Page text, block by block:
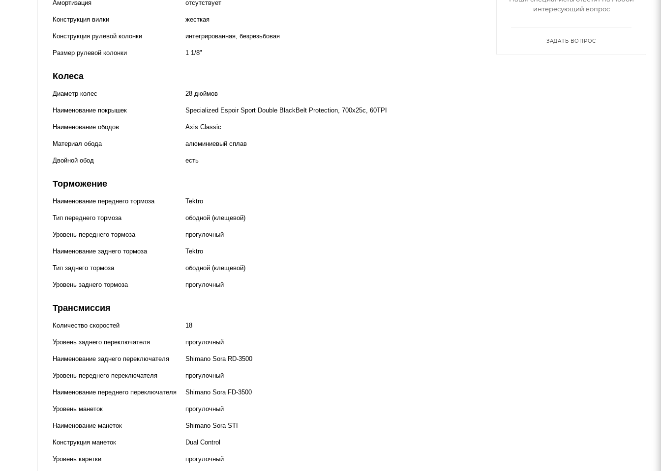
Амортизация отсутствует
Конструкция вилки жесткая
Конструкция рулевой колонки интегрированная, безрезьбовая
Размер рулевой колонки 1 1/8"
Колеса
Диаметр колес 28 дюймов
Наименование покрышек Specialized Espoir Sport Double BlackBelt Protection, 700x25c, 60TPI
Наименование ободов Axis Classic
Материал обода алюминиевый сплав
Двойной обод есть
Торможение
Наименование переднего тормоза Tektro
Тип переднего тормоза ободной (клещевой)
Уровень переднего тормоза прогулочный
Наименование заднего тормоза Tektro
Тип заднего тормоза ободной (клещевой)
Уровень заднего тормоза прогулочный
Трансмиссия
Количество скоростей 18
Уровень заднего переключателя прогулочный
Наименование заднего переключателя Shimano Sora RD-3500
Уровень переднего переключателя прогулочный
Наименование переднего переключателя Shimano Sora FD-3500
Уровень манеток прогулочный
Наименование манеток Shimano Sora STI
Конструкция манеток Dual Control
Уровень каретки прогулочный
интересующий вопрос
ЗАДАТЬ ВОПРОС